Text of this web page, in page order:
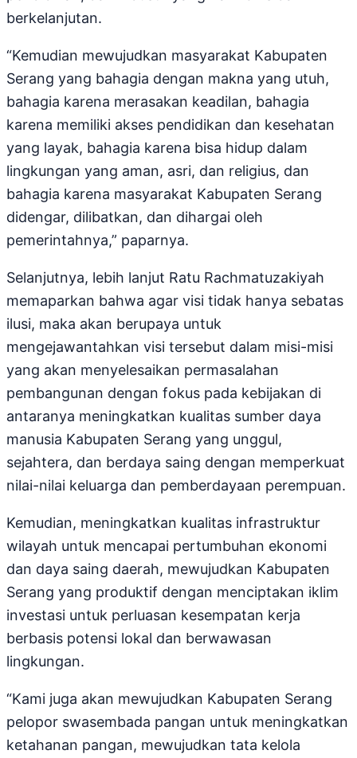
berkelanjutan.
“Kemudian mewujudkan masyarakat Kabupaten
Serang yang bahagia dengan makna yang utuh,
bahagia karena merasakan keadilan, bahagia
karena memiliki akses pendidikan dan kesehatan
yang layak, bahagia karena bisa hidup dalam
lingkungan yang aman, asri, dan religius, dan
bahagia karena masyarakat Kabupaten Serang
didengar, dilibatkan, dan dihargai oleh
pemerintahnya,” paparnya.
Selanjutnya, lebih lanjut Ratu Rachmatuzakiyah
memaparkan bahwa agar visi tidak hanya sebatas
ilusi, maka akan berupaya untuk
mengejawantahkan visi tersebut dalam misi-misi
yang akan menyelesaikan permasalahan
pembangunan dengan fokus pada kebijakan di
antaranya meningkatkan kualitas sumber daya
manusia Kabupaten Serang yang unggul,
sejahtera, dan berdaya saing dengan memperkuat
nilai-nilai keluarga dan pemberdayaan perempuan.
Kemudian, meningkatkan kualitas infrastruktur
wilayah untuk mencapai pertumbuhan ekonomi
dan daya saing daerah, mewujudkan Kabupaten
Serang yang produktif dengan menciptakan iklim
investasi untuk perluasan kesempatan kerja
berbasis potensi lokal dan berwawasan
lingkungan.
“Kami juga akan mewujudkan Kabupaten Serang
pelopor swasembada pangan untuk meningkatkan
ketahanan pangan, mewujudkan tata kelola